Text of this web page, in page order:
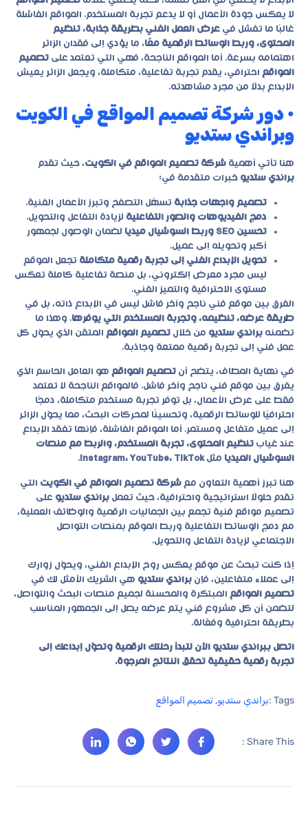
لا يعكس جودة الأعمال أو لا يدعم تجربة المستخدم. المواقع الفاشلة
غالبًا ما تفشل في عرض العمل الفني بطريقة جذابة، تنظيم
المحتوى، وربط الوسائط الرقمية معًا، ما يؤدي إلى فقدان الزائر
اهتمامه بسرعة. أما المواقع الناجحة، فهي التي تعتمد على تصميم
المواقع احترافي، يقدم تجربة تفاعلية، متكاملة، ويجعل الزائر يعيش
الإبداع بدلًا من مجرد مشاهدته.
• دور شركة تصميم المواقع في الكويت
وبراندي ستديو
هنا تأتي أهمية شركة تصميم المواقع في الكويت، حيث تقدم
براندي ستديو خبرات متقدمة في:
تصميم واجهات جذابة تسهّل التصفح وتبرز الأعمال الفنية.
دمج الفيديوهات والصور التفاعلية لزيادة التفاعل والتحويل.
تحسين SEO وربط السوشيال ميديا
لضمان الوصول لجمهور
أكبر وتحويله إلى عميل.
تحويل الإبداع الفني إلى تجربة رقمية متكاملة تجعل الموقع
ليس مجرد معرض إلكتروني، بل منصة تفاعلية كاملة تعكس
مستوى الاحترافية والتميز الفني.
الفرق بين موقع فني ناجح وآخر فاشل ليس في الإبداع ذاته، بل في
طريقة عرضه، تنظيمه، وتجربة المستخدم التي يوفرها. وهذا ما
تضمنه براندي ستديو من خلال تصميم المواقع المتقن الذي يحوّل كل
عمل فني إلى تجربة رقمية ممتعة وجاذبة.
في نهاية المطاف، يتضح أن تصميم المواقع هو العامل الحاسم الذي
يفرق بين موقع فني ناجح وآخر فاشل. فالمواقع الناجحة لا تعتمد
فقط على عرض الأعمال، بل توفر تجربة مستخدم متكاملة، دمجًا
احترافيًا للوسائط الرقمية، وتحسينًا لمحركات البحث، مما يحوّل الزائر
إلى عميل متفاعل ومستمر. أما المواقع الفاشلة، فإنها تفقد الإبداع
عند غياب تنظيم المحتوى، تجربة المستخدم، والربط مع منصات
السوشيال الميديا مثلInstagram، YouTube، TikTok.
هنا تبرز أهمية التعاون مع شركة تصميم المواقع في الكويت التي
تقدم حلولًا استراتيجية واحترافية، حيث تعمل براندي ستديو على
تصميم مواقع فنية تجمع بين الجماليات الرقمية والوظائف العملية،
مع دمج الوسائط التفاعلية وربط الموقع بمنصات التواصل
الاجتماعي لزيادة التفاعل والتحويل.
إذا كنت تبحث عن موقع يعكس روح الإبداع الفني، ويحوّل زوارك
إلى عملاء متفاعلين، فإن براندي ستديو هي الشريك الأمثل لك في
تصميم المواقع المبتكرة والمحسنة لجميع منصات البحث والتواصل،
لتضمن أن كل مشروع فني يتم عرضه يصل إلى الجمهور المناسب
بطريقة احترافية وفعّالة.
اتصل ببراندي ستديو الآن لتبدأ رحلتك الرقمية وتحوّل إبداعك إلى
تجربة رقمية حقيقية تحقق النتائج المرجوة.
Tags : براندي ستديو, تصميم المواقع
Share This :